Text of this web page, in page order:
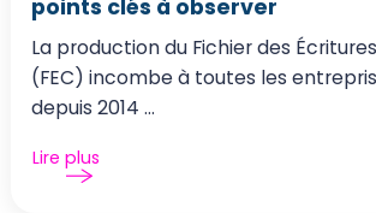
points clés à observer
La production du Fichier des
(FEC) incombe à toutes les
depuis 2014 ...
Lire plus